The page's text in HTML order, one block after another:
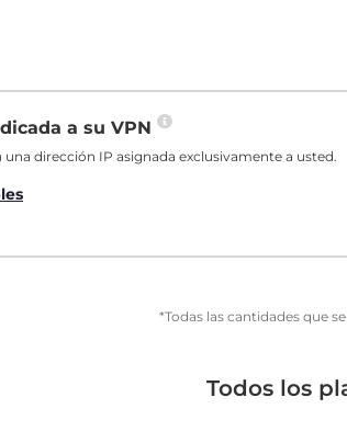
a su VPN
una dirección IP asignada exclusivamente a usted.
*Todas las cantidades que
Todos los